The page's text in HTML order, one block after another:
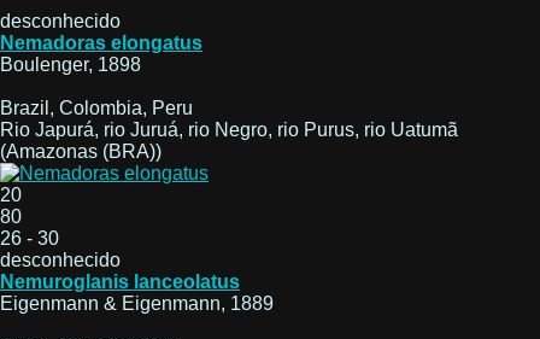
desconhecido
Nemadoras elongatus
Boulenger, 1898
Brazil, Colombia, Peru
Rio Japurá, rio Juruá, rio Negro, rio Purus, rio Uatumã
(Amazonas (BRA))
20
80
26 - 30
desconhecido
Nemuroglanis lanceolatus
Eigenmann & Eigenmann, 1889